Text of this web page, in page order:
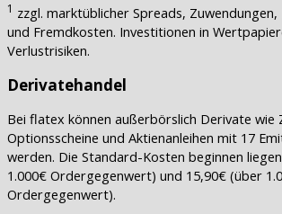
1 zzgl. marktüblicher Spreads,
und Fremdkosten. Investitionen in
Verlustrisiken.
Derivatehandel
Bei flatex können außerbörslich Derivate wie
Optionsscheine und Aktienanleihen mit 17
werden. Die Standard-Kosten beginnen
1.000€ Ordergegenwert) und 15,90€ (über
Ordergegenwert).